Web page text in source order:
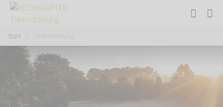
Start Tierbestattung